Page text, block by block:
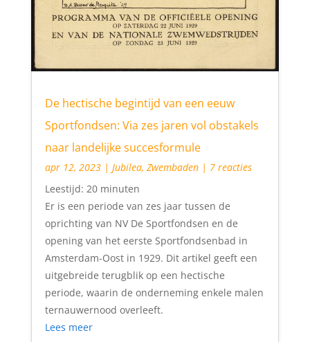
De hectische begintijd van een eeuw
Sportfondsen: Via zes jaren vol obstakels
naar landelijke succesformule
apr 12, 2023| Jubilea, Zwembaden| 7 reacties
Leestijd: 20 minuten
Er is een periode van zes jaar tussen de
oprichting van NV De Sportfondsen en de
opening van het eerste Sportfondsenbad in
Amsterdam-Oost in 1929. Dit artikel geeft een
uitgebreide terugblik op een hectische
periode, waarin de onderneming enkele malen
ternauwernood overleeft.
Lees meer